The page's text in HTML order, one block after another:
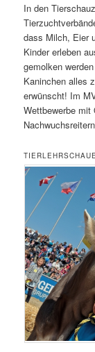
In den
dass Milch, Eier
Kinder erleben
gemolken
Kaninchen alles
erwünscht! Im
Wettbewerbe mit